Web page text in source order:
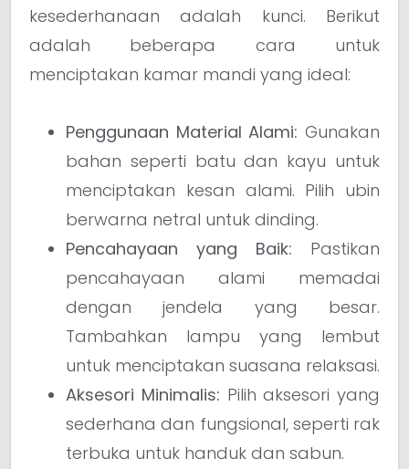
kesederhanaan adalah kunci. Berikut
adalah beberapa cara untuk
menciptakan kamar mandi yang ideal:
Penggunaan Material Alami: Gunakan
bahan seperti batu dan kayu untuk
menciptakan kesan alami. Pilih ubin
berwarna netral untuk dinding.
Pencahayaan yang Baik: Pastikan
pencahayaan alami memadai
dengan jendela yang besar.
Tambahkan lampu yang lembut
untuk menciptakan suasana relaksasi.
Aksesori Minimalis: Pilih aksesori yang
sederhana dan fungsional, seperti rak
terbuka untuk handuk dan sabun.